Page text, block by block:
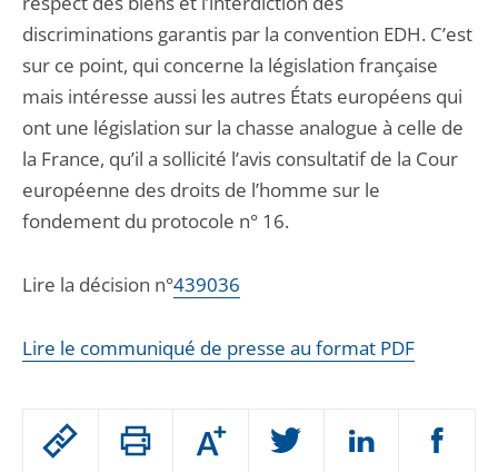
Passer
Augmenter
ou
discriminations garantis par la convention EDH. C’est
sur ce point, qui concerne la législation française
mais intéresse aussi les autres États européens qui
ont une législation sur la chasse analogue à celle de
la France, qu’il a sollicité l’avis consultatif de la Cour
européenne des droits de l’homme sur le
fondement du protocole n° 16.
Lire la décision n°439036
Lire le communiqué de presse au format PDF